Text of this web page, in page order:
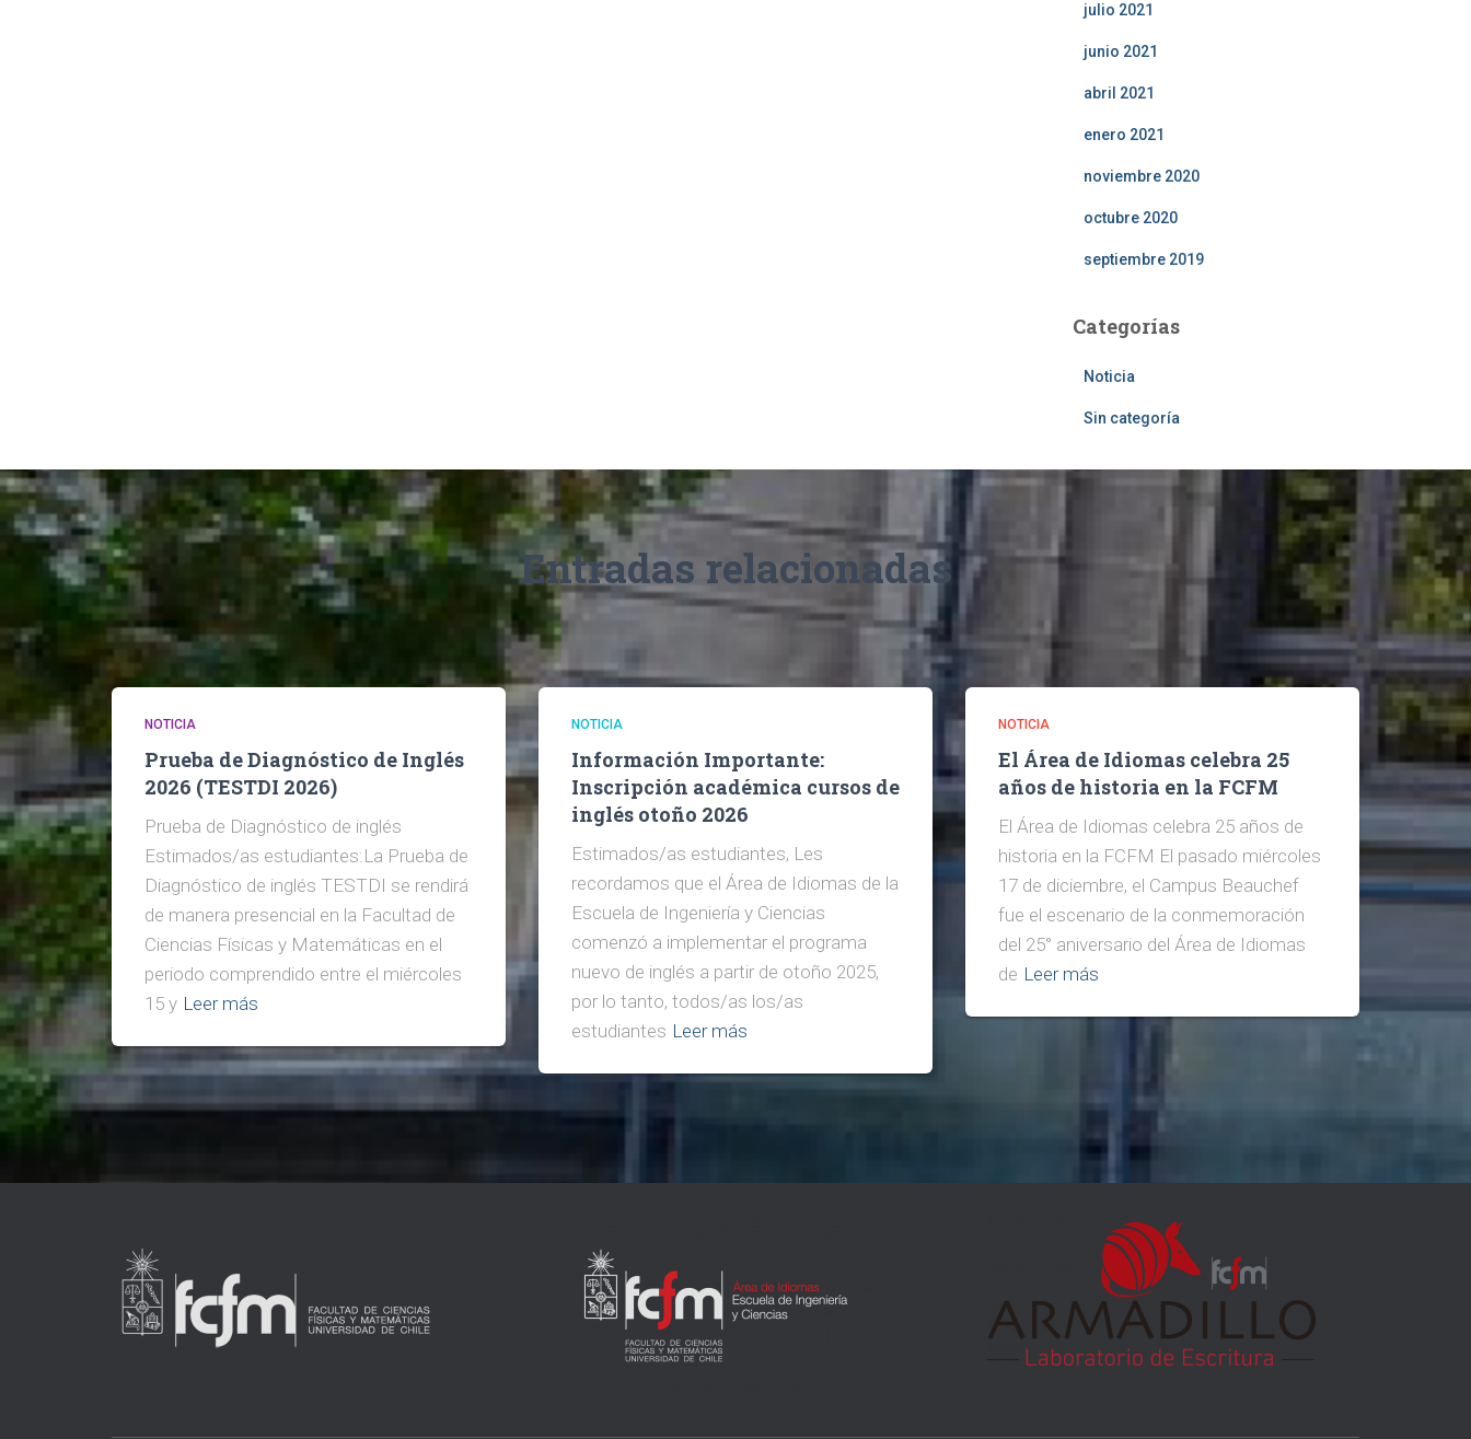
julio 2021
junio 2021
abril 2021
enero 2021
noviembre 2020
octubre 2020
septiembre 2019
Categorías
Noticia
Sin categoría
Entradas relacionadas
NOTICIA
Prueba de Diagnóstico de Inglés
2026 (TESTDI 2026)
Prueba de Diagnóstico de inglés
Estimados/as estudiantes:La Prueba de
Diagnóstico de inglés TESTDI se rendirá
de manera presencial en la Facultad de
Ciencias Físicas y Matemáticas en el
periodo comprendido entre el miércoles
15 y Leer más
NOTICIA
Información Importante:
Inscripción académica cursos de
inglés otoño 2026
Estimados/as estudiantes, Les
recordamos que el Área de Idiomas de la
Escuela de Ingeniería y Ciencias
comenzó a implementar el programa
nuevo de inglés a partir de otoño 2025,
por lo tanto, todos/as los/as
estudiantes Leer más
NOTICIA
El Área de Idiomas celebra 25
años de historia en la FCFM
El Área de Idiomas celebra 25 años de
historia en la FCFM El pasado miércoles
17 de diciembre, el Campus Beauchef
fue el escenario de la conmemoración
del 25° aniversario del Área de Idiomas
de Leer más